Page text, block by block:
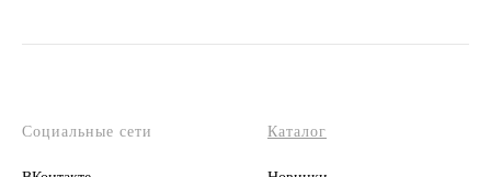
Социальные сети Каталог